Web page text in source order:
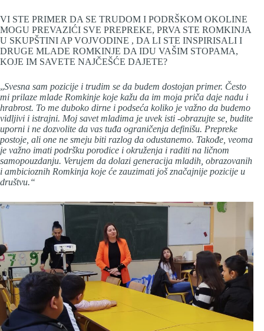
VI STE PRIMER DA SE TRUDOM I PODRŠKOM OKOLINE
MOGU PREVAZIĆI SVE PREPREKE, PRVA STE ROMKINJA
U SKUPŠTINI AP VOJVODINE , DA LI STE INSPIRISALI I
DRUGE MLADE ROMKINJE DA IDU VAŠIM STOPAMA,
KOJE IM SAVETE NAJČEŠĆE DAJETE?
„Svesna sam pozicije i trudim se da budem dostojan primer. Često
mi prilaze mlade Romkinje koje kažu da im moja priča daje nadu i
hrabrost. To me duboko dirne i podseća koliko je važno da budemo
vidljivi i istrajni. Moj savet mladima je uvek isti -obrazujte se, budite
uporni i ne dozvolite da vas tuđa ograničenja definišu. Prepreke
postoje, ali one ne smeju biti razlog da odustanemo. Takođe, veoma
je važno imati podršku porodice i okruženja i raditi na ličnom
samopouzdanju. Verujem da dolazi generacija mladih, obrazovanih
i ambicioznih Romkinja koje će zauzimati još značajnije pozicije u
društvu.“